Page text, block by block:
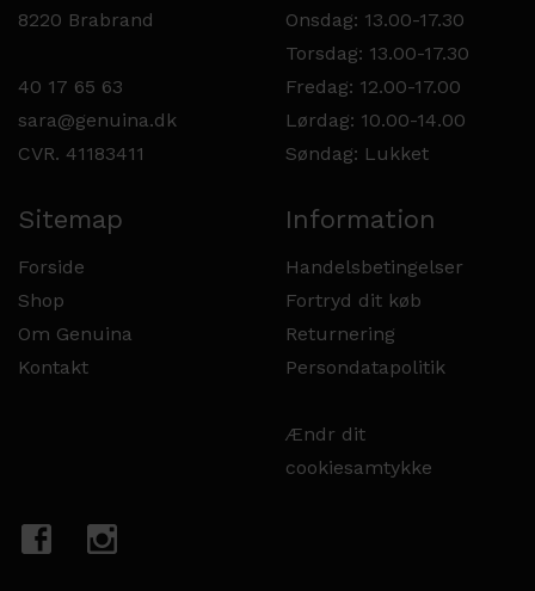
8220 Brabrand
40 17 65 63
sara@genuina.dk
CVR. 41183411
Onsdag: 13.00-17.30
Torsdag: 13.00-17.30
Fredag: 12.00-17.00
Lørdag: 10.00-14.00
Søndag: Lukket
Sitemap
Forside
Shop
Om Genuina
Kontakt
Information
Handelsbetingelser
Fortryd dit køb
Returnering
Persondatapolitik
Ændr dit
cookiesamtykke